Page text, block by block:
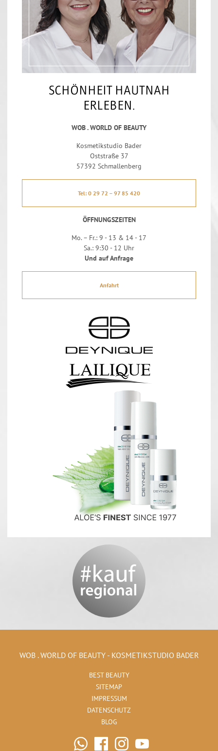
SCHÖNHEIT HAUTNAH
ERLEBEN.
WOB . WORLD OF BEAUTY
Kosmetikstudio Bader
Oststraße 37
57392 Schmallenberg
Tel: 0 29 72 – 97 85 420
ÖFFNUNGSZEITEN
Mo. – Fr.: 9 - 13 & 14 - 17
Sa.: 9:30 - 12 Uhr
Und auf Anfrage
Anfahrt
WOB . WORLD OF BEAUTY - KOSMETIKSTUDIO BADER
BEST BEAUTY
SITEMAP
IMPRESSUM
DATENSCHUTZ
BLOG